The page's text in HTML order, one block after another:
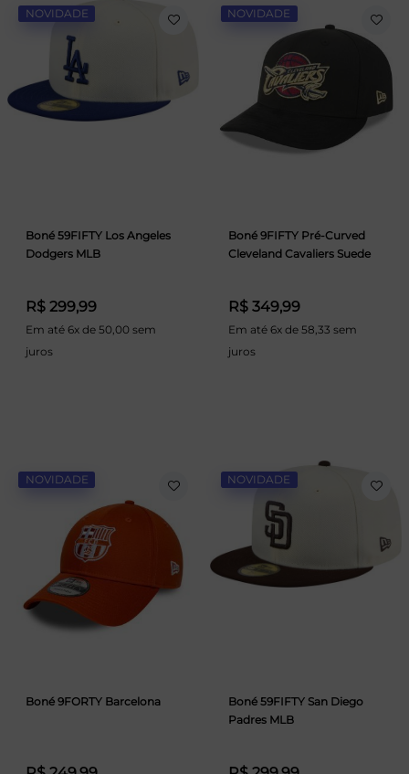
NOVIDADE
Boné 59FIFTY Los Angeles
Dodgers MLB
R$ 299,99
Em até 6x de 50,00 sem
juros
NOVIDADE
Boné 9FIFTY Pré-Curved
Cleveland Cavaliers Suede
R$ 349,99
Em até 6x de 58,33 sem
juros
NOVIDADE
Boné 9FORTY Barcelona
NOVIDADE
Boné 59FIFTY San Diego
Padres MLB